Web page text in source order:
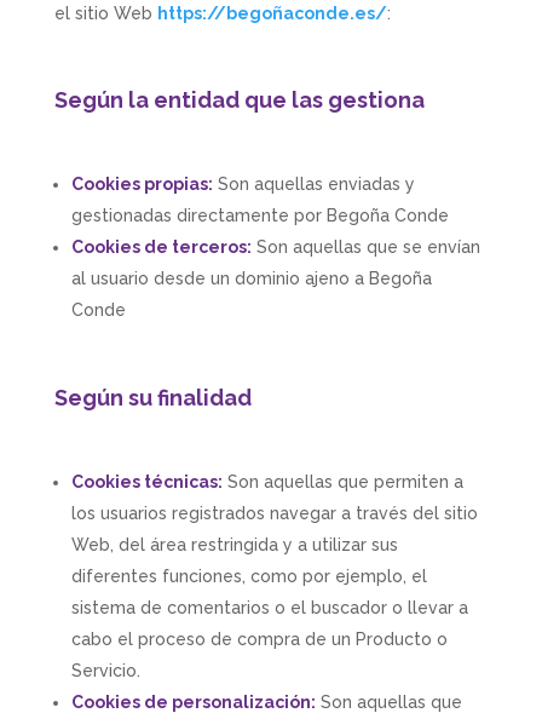
el sitio Web https://begoñaconde.es/:
Según la entidad que las gestiona
Cookies propias: Son aquellas enviadas y
gestionadas directamente por Begoña Conde
Cookies de terceros: Son aquellas que se envían
al usuario desde un dominio ajeno a Begoña
Conde
Según su finalidad
Cookies técnicas: Son aquellas que permiten a
los usuarios registrados navegar a través del sitio
Web, del área restringida y a utilizar sus
diferentes funciones, como por ejemplo, el
sistema de comentarios o el buscador o llevar a
cabo el proceso de compra de un Producto o
Servicio.
Cookies de personalización: Son aquellas que